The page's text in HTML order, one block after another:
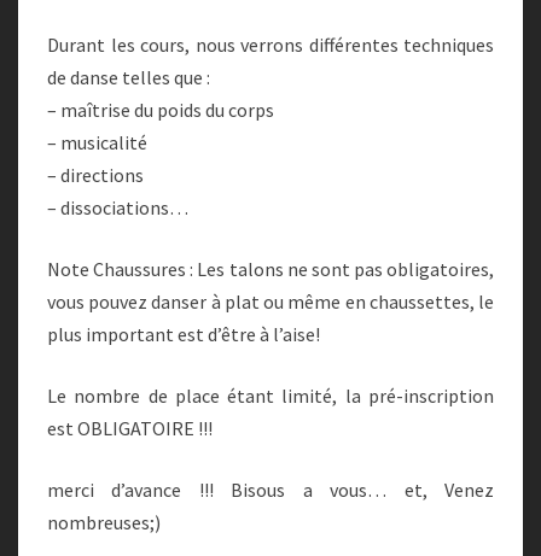
Durant les cours, nous verrons différentes techniques
de danse telles que :
– maîtrise du poids du corps
– musicalité
– directions
– dissociations…
Note Chaussures : Les talons ne sont pas obligatoires,
vous pouvez danser à plat ou même en chaussettes, le
plus important est d’être à l’aise!
Le nombre de place étant limité, la pré-inscription
est OBLIGATOIRE !!!
merci d’avance !!! Bisous a vous… et, Venez
nombreuses;)